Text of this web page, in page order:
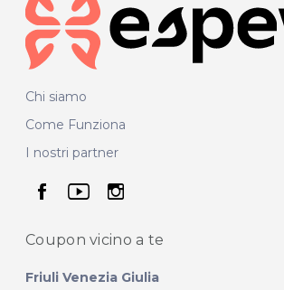
Chi siamo
Come Funziona
I nostri partner
seguici su facebook
seguici su youtube
seguici su
Coupon vicino a te
Friuli Venezia Giulia